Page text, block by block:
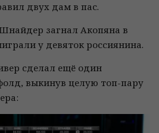
двух дам в пас.
загнал Акопяна в
у девяток россиянина.
сделал ещё один
выкинув целую топ-пару